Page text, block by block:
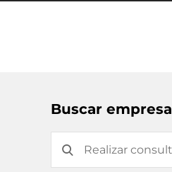
Buscar empresa